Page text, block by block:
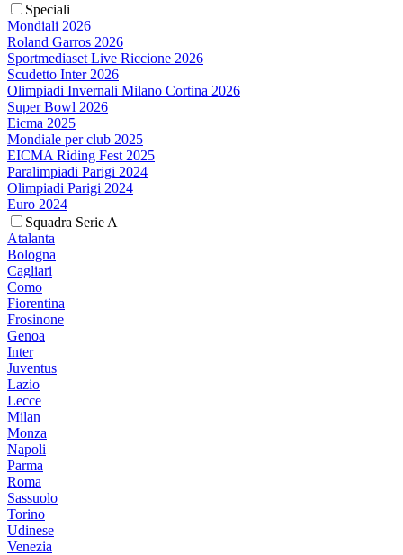
Speciali
Mondiali 2026
Roland Garros 2026
Sportmediaset Live Riccione 2026
Scudetto Inter 2026
Olimpiadi Invernali Milano Cortina 2026
Super Bowl 2026
Eicma 2025
Mondiale per club 2025
EICMA Riding Fest 2025
Paralimpiadi Parigi 2024
Olimpiadi Parigi 2024
Euro 2024
Squadra Serie A
Atalanta
Bologna
Cagliari
Como
Fiorentina
Frosinone
Genoa
Inter
Juventus
Lazio
Lecce
Milan
Monza
Napoli
Parma
Roma
Sassuolo
Torino
Udinese
Venezia